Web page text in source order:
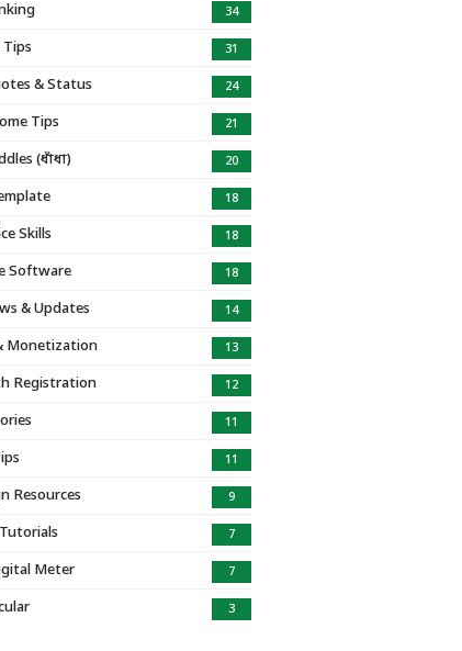
34
31
& Status 24
Tips 21
(ধাঁধা) 20
18
Skills 18
Software 18
& Updates 14
Monetization 13
Registration 12
11
11
Resources 9
7
Meter 7
3